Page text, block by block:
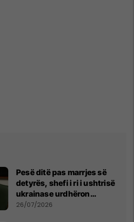
Pesë ditë pas marrjes së
detyrës, shefi i ri i ushtrisë
ukrainase urdhëron
kontroll të madh
26/07/2026